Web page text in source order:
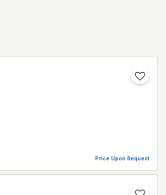
Price Upon Request